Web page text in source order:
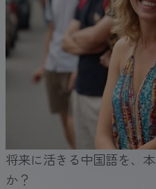
将来に活きる中国語を、
か？